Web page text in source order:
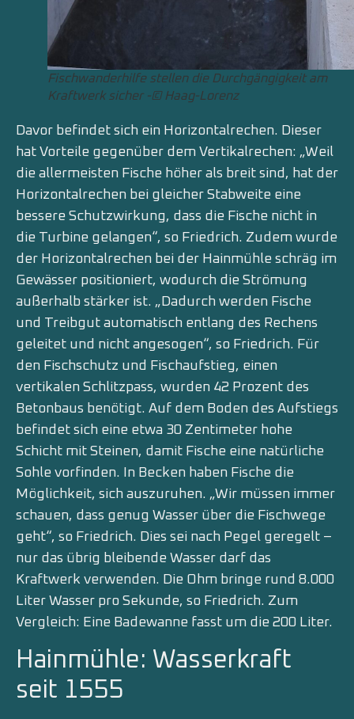
Fischwanderhilfe stellen die Durchgängigkeit am
Kraftwerk sicher -© Haag-Lorenz
Davor befindet sich ein Horizontalrechen. Dieser
hat Vorteile gegenüber dem Vertikalrechen: „Weil
die allermeisten Fische höher als breit sind, hat der
Horizontalrechen bei gleicher Stabweite eine
bessere Schutzwirkung, dass die Fische nicht in
die Turbine gelangen“, so Friedrich. Zudem wurde
der Horizontalrechen bei der Hainmühle schräg im
Gewässer positioniert, wodurch die Strömung
außerhalb stärker ist. „Dadurch werden Fische
und Treibgut automatisch entlang des Rechens
geleitet und nicht angesogen“, so Friedrich. Für
den Fischschutz und Fischaufstieg, einen
vertikalen Schlitzpass, wurden 42 Prozent des
Betonbaus benötigt. Auf dem Boden des Aufstiegs
befindet sich eine etwa 30 Zentimeter hohe
Schicht mit Steinen, damit Fische eine natürliche
Sohle vorfinden. In Becken haben Fische die
Möglichkeit, sich auszuruhen. „Wir müssen immer
schauen, dass genug Wasser über die Fischwege
geht“, so Friedrich. Dies sei nach Pegel geregelt –
nur das übrig bleibende Wasser darf das
Kraftwerk verwenden. Die Ohm bringe rund 8.000
Liter Wasser pro Sekunde, so Friedrich. Zum
Vergleich: Eine Badewanne fasst um die 200 Liter.
Hainmühle: Wasserkraft
seit 1555